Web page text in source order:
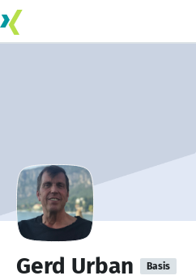
Gerd Urban Basis